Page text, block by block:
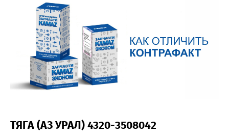
ТЯГА (АЗ УРАЛ) 4320-3508042